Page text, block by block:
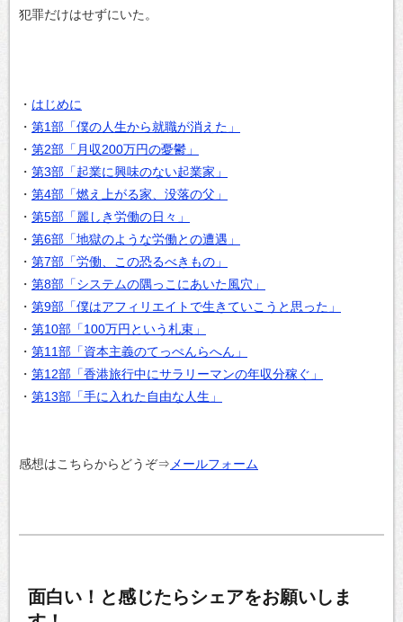
犯罪だけはせずにいた。
・ はじめに
・ 第1部「僕の人生から就職が消えた」
・ 第2部「月収200万円の憂鬱」
・ 第3部「起業に興味のない起業家」
・ 第4部「燃え上がる家、没落の父」
・ 第5部「麗しき労働の日々」
・ 第6部「地獄のような労働との遭遇」
・ 第7部「労働、この恐るべきもの」
・ 第8部「システムの隅っこにあいた風穴」
・ 第9部「僕はアフィリエイトで生きていこうと思った」
・ 第10部「100万円という札束」
・ 第11部「資本主義のてっぺんらへん」
・ 第12部「香港旅行中にサラリーマンの年収分稼ぐ」
・ 第13部「手に入れた自由な人生」
感想はこちらからどうぞ⇒ メールフォーム
面白い！と感じたらシェアをお願いしま